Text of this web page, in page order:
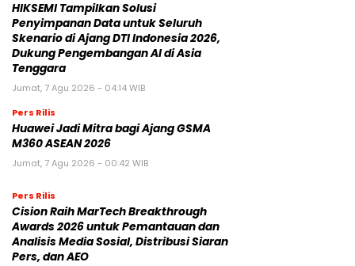
HIKSEMI Tampilkan Solusi
Penyimpanan Data untuk Seluruh
Skenario di Ajang DTI Indonesia 2026,
Dukung Pengembangan AI di Asia
Tenggara
Jumat, 7 Agu 2026 - 04:14 WIB
Pers Rilis
Huawei Jadi Mitra bagi Ajang GSMA
M360 ASEAN 2026
Jumat, 7 Agu 2026 - 00:42 WIB
Pers Rilis
Cision Raih MarTech Breakthrough
Awards 2026 untuk Pemantauan dan
Analisis Media Sosial, Distribusi Siaran
Pers, dan AEO